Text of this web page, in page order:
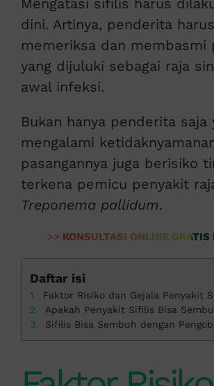
Mengatasi sifilis harus
dini. Artinya, penderita harus
memeriksa dan membasmi
yang dijuluki sebagai raja
awal infeksi.
Bukan hanya penderita saja
mengalami
pasangannya juga berisiko
terkena pemicu penyakit
Treponema pallidum.
>> KONSULTASI ONLINE GRATIS
Daftar isi
Faktor Risiko dan Gejala Penyakit
Apakah Penyakit Sifilis Bisa
Sifilis Bisa Sembuh dengan Pengobatan